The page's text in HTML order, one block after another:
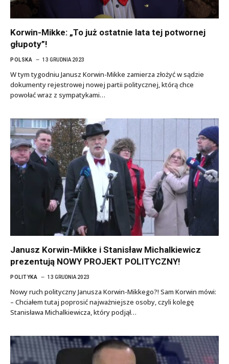
Korwin-Mikke: „To już ostatnie lata tej potwornej
głupoty”!
POLSKA 13 GRUDNIA 2023
W tym tygodniu Janusz Korwin-Mikke zamierza złożyć w sądzie
dokumenty rejestrowej nowej partii politycznej, którą chce
powołać wraz z sympatykami…
Janusz Korwin-Mikke i Stanisław Michalkiewicz
prezentują NOWY PROJEKT POLITYCZNY!
POLITYKA 13 GRUDNIA 2023
Nowy ruch polityczny Janusza Korwin-Mikkego?! Sam Korwin mówi:
– Chciałem tutaj poprosić najważniejsze osoby, czyli kolegę
Stanisława Michalkiewicza, który podjął…